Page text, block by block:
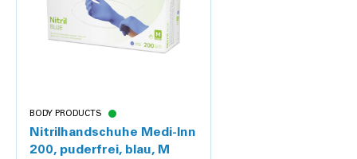
108 cm
BODY PRODUCTS
Nitrilhandschuhe Medi-Inn
200, puderfrei, blau, M